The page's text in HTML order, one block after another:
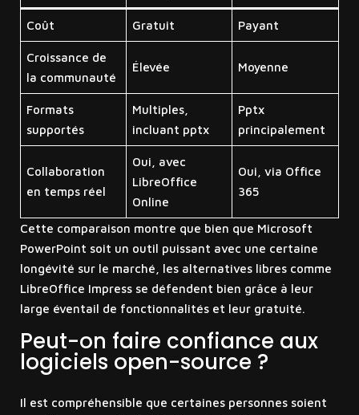
Coût Gratuit Payant
Croissance de
la communauté
Élevée Moyenne
Formats
supportés
Multiples,
incluant pptx
Pptx
principalement
Collaboration
en temps réel
Oui, avec
LibreOffice
Online
Oui, via Office
365
Cette comparaison montre que bien que Microsoft
PowerPoint soit un outil puissant avec une certaine
longévité sur le marché, les alternatives libres comme
LibreOffice Impress se défendent bien grâce à leur
large éventail de fonctionnalités et leur gratuité.
Peut-on faire confiance aux
logiciels open-source ?
Il est compréhensible que certaines personnes soient